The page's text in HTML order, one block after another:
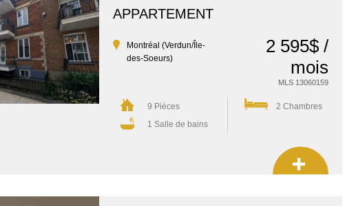
APPARTEMENT
Montréal (Verdun/Île-
des-Soeurs)
2 595$ /
mois
MLS 13060159
9 Pièces
1 Salle de bains
2 Chambres